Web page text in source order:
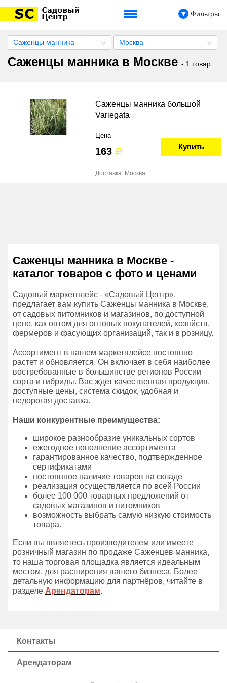
Фильтры
Саженцы манника Москва
Саженцы манника в Москве - 1 товар
Саженцы манника большой
Variegata
Цена
163 Купить
Доставка: Москва
Саженцы манника в Москве -
каталог товаров с фото и ценами
Садовый маркетплейс - «Садовый Центр»,
предлагает вам купить Саженцы манника в Москве,
от садовых питомников и магазинов, по доступной
цене, как оптом для оптовых покупателей, хозяйств,
фермеров и фасующих организаций, так и в розницу.
Ассортимент в нашем маркетплейсе постоянно
растет и обновляется. Он включает в себя наиболее
востребованные в большинстве регионов России
сорта и гибриды. Вас ждет качественная продукция,
доступные цены, система скидок, удобная и
недорогая доставка.
Наши конкурентные преимущества:
широкое разнообразие уникальных сортов
ежегодное пополнение ассортимента
гарантированное качество, подтвержденное
сертификатами
постоянное наличие товаров на складе
реализация осуществляется по всей России
более 100 000 товарных предложений от
садовых магазинов и питомников
возможность выбрать самую низкую стоимость
товара.
Если вы являетесь производителем или имеете
розничный магазин по продаже Саженцев манника,
то наша торговая площадка является идеальным
местом, для расширения вашего бизнеса. Более
детальную информацию для партнёров, читайте в
разделе Арендаторам.
Контакты
Арендаторам